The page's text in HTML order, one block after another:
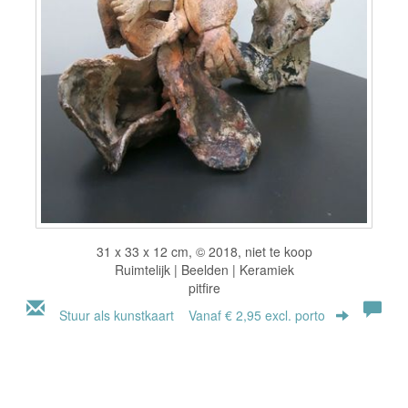
31 x 33 x 12 cm, © 2018, niet te koop
Ruimtelijk | Beelden | Keramiek
pitfire
Stuur als kunstkaart Vanaf € 2,95 excl. porto